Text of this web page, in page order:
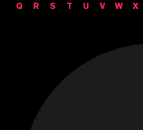
Q
R S T U V W X